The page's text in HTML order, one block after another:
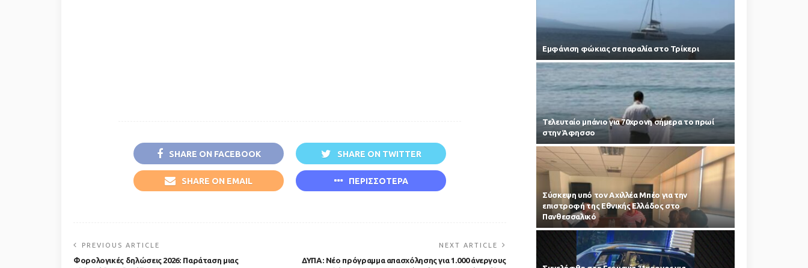
SHARE ON FACEBOOK SHARE ON TWITTER
SHARE ON EMAIL ΠΕΡΙΣΣΟΤΕΡΑ
PREVIOUS ARTICLE
Φορολογικές δηλώσεις 2026: Παράταση μιας
NEXT ARTICLE
ΔΥΠΑ: Νέο πρόγραμμα απασχόλησης για 1.000 άνεργους
Εμφάνιση φώκιας σε παραλία στο Τρίκερι
Τελευταίο μπάνιο για 70χρονη σήμερα το πρωί
στην Άφησσο
Σύσκεψη υπό τον Αχιλλέα Μπέο για την
επιστροφή της Εθνικής Ελλάδος στο
Πανθεσσαλικό